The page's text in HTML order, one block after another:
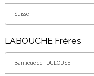
Suisse
LABOUCHE Frères
Banlieue de TOULOUSE